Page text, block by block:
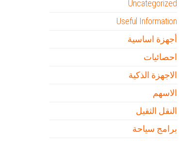
Uncategorized
Useful Information
أجهزة اساسية
احصائيات
الاجهزة الذكية
الاسهم
النقل الثقيل
برامج سياحة